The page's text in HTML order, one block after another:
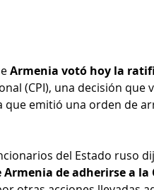
Armenia votó hoy la
(CPI), una decisión que
que emitió una orden de
del Estado ruso
Armenia de adherirse a